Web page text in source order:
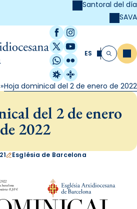
Santoral del día
SAVA
Facebook
Instagram
X / Twitter
YouTube
WhatsApp
Flickr
Radio Estel
Catalunya
ES Buscar
Hoja dominical del 2 de enero de 2022
del 2 de enero
de 2022
Església de Barcelona